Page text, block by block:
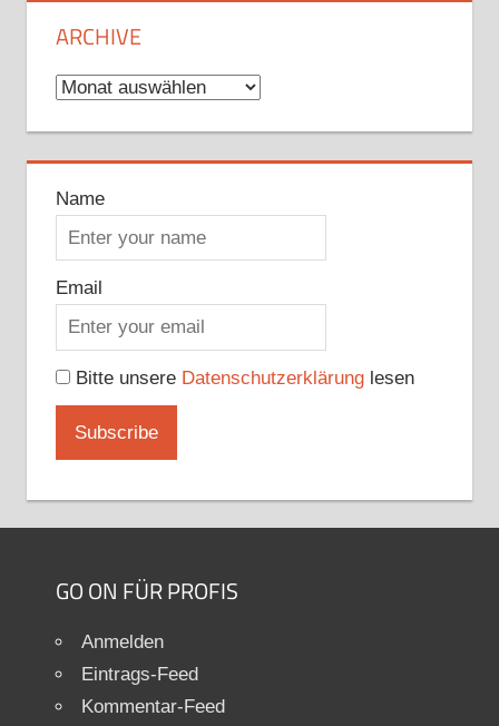
ARCHIVE
Archive
Name
Email
Bitte unsere Datenschutzerklärunglesen
GO ON FÜR PROFIS
Anmelden
Eintrags-Feed
Kommentar-Feed